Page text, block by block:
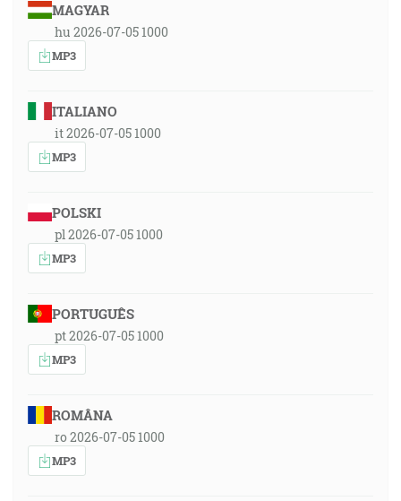
MAGYAR
hu 2026-07-05 1000
MP3
ITALIANO
it 2026-07-05 1000
MP3
POLSKI
pl 2026-07-05 1000
MP3
PORTUGUÊS
pt 2026-07-05 1000
MP3
ROMÂNA
ro 2026-07-05 1000
MP3